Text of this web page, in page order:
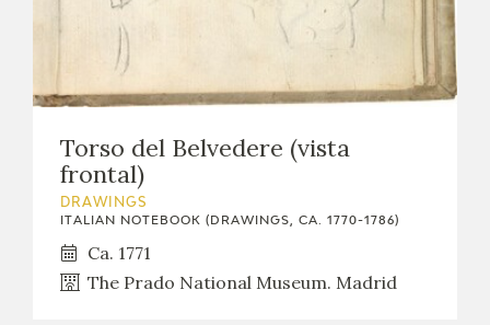
Torso del Belvedere (vista
frontal)
DRAWINGS
ITALIAN NOTEBOOK (DRAWINGS, CA. 1770-1786)
Ca. 1771
The Prado National Museum. Madrid